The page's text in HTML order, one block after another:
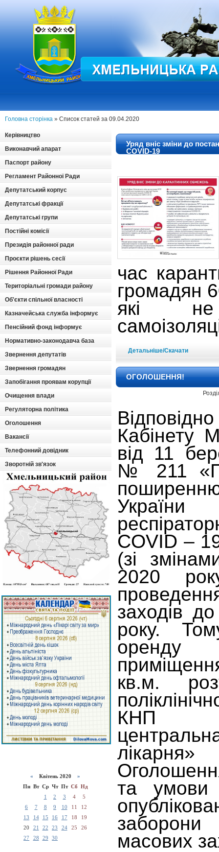
Головна сторінка » Список статей за 09.04.2020
Керівництво
Виконавчий апарат
Паспорт району
Регламент Районної Ради
Депутатський корпус
Депутатські фракції
Депутатські групи
Постійні комісії
Президія районної ради
Проєкти рішень сесії
Рішення Районної Ради
Територіальні громади району
Об'єкти спільної власності
Казначейська служба інформує
Пенсійний фонд інформує
Нормативно-законодавча база
Звернення депутатів
Звернення громадян
Запобігання проявам корупції
Очищення влади
Регуляторна політика
Оголошення
Вакансії
Телефонний довідник
Зворотній зв'язок
« Квітень 2020 »
Пн Вт Ср Чт Пт Сб Нд
1
2 3 4
5
6
7 8 9 10 11
12
13
14 15 16 17 18
19
20
21 22 23 24 25
26
27
28 29 30
Уряд вніс зміни до
COVID-19
час
громадян
які не
Детальніше/Скачати
ОГОЛОШЕННЯ!
Кабінету
від 11
№ 211
COVID –
(зі
2020
заходів
року.
кв.м.
КНП
та умови
масових